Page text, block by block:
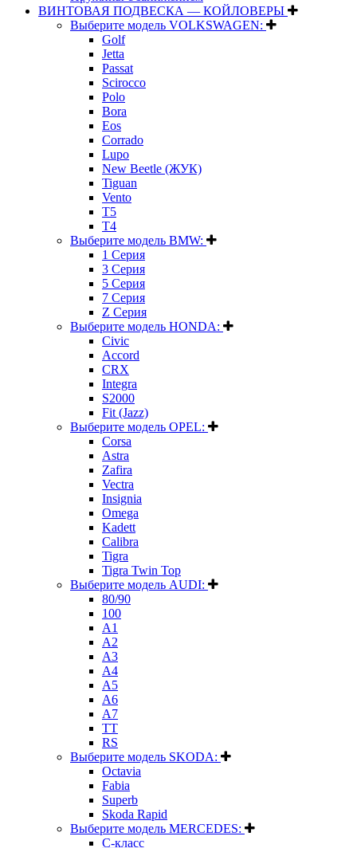
ВИНТОВАЯ ПОДВЕСКА — КОЙЛОВЕРЫ
Выберите модель VOLKSWAGEN:
Golf
Jetta
Passat
Scirocco
Polo
Bora
Eos
Corrado
Lupo
New Beetle (ЖУК)
Tiguan
Vento
T5
T4
Выберите модель BMW:
1 Серия
3 Серия
5 Серия
7 Серия
Z Серия
Выберите модель HONDA:
Civic
Accord
CRX
Integra
S2000
Fit (Jazz)
Выберите модель OPEL:
Corsa
Astra
Zafira
Vectra
Insignia
Omega
Kadett
Calibra
Tigra
Tigra Twin Top
Выберите модель AUDI:
80/90
100
A1
A2
A3
A4
A5
A6
A7
TT
RS
Выберите модель SKODA:
Octavia
Fabia
Superb
Skoda Rapid
Выберите модель MERCEDES:
C-класс